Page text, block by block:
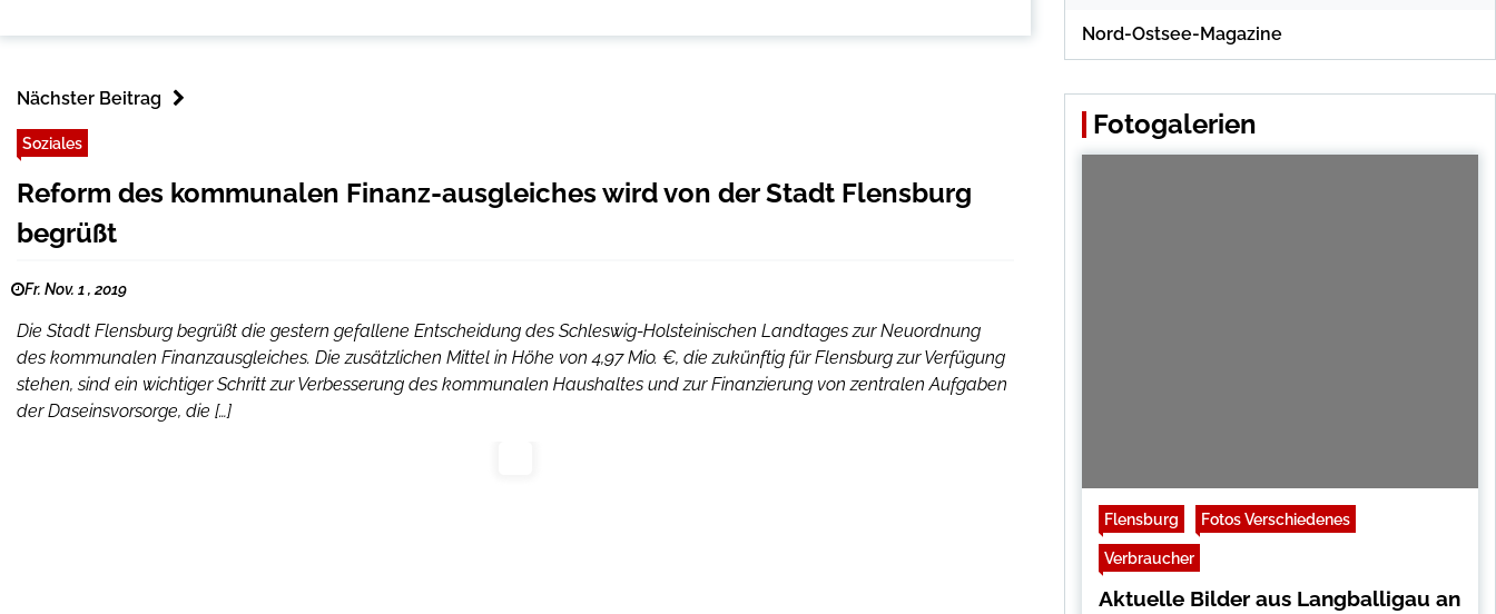
Nächster Beitrag
Soziales
Reform des kommunalen Finanz-ausgleiches wird von der Stadt Flensburg
begrüßt
Fr. Nov. 1 , 2019
Die Stadt Flensburg begrüßt die gestern gefallene Entscheidung des Schleswig-Holsteinischen Landtages zur Neuordnung
des kommunalen Finanzausgleiches. Die zusätzlichen Mittel in Höhe von 4,97 Mio. €, die zukünftig für Flensburg zur Verfügung
stehen, sind ein wichtiger Schritt zur Verbesserung des kommunalen Haushaltes und zur Finanzierung von zentralen Aufgaben
der Daseinsvorsorge, die […]
Nord-Ostsee-Magazine
Fotogalerien
Flensburg Fotos Verschiedenes
Verbraucher
Aktuelle Bilder aus Langballigau an